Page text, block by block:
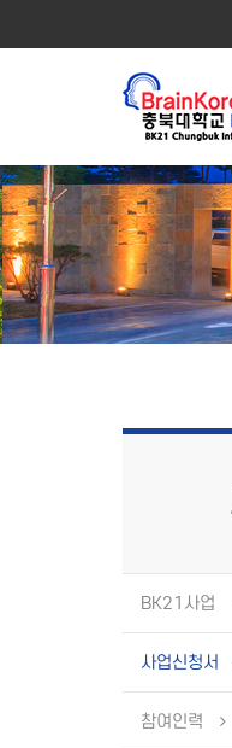
BK21사업
사업신청서
참여인력